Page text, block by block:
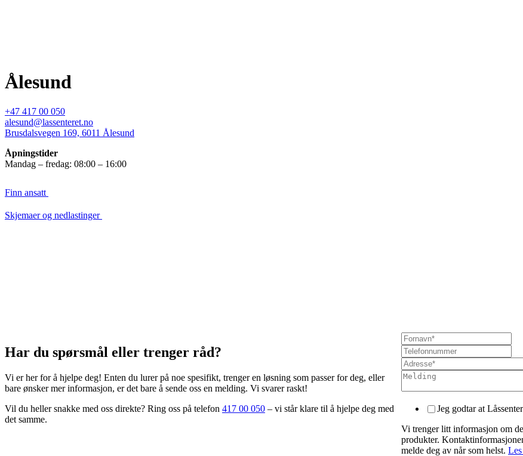
Ålesund
+47 417 00 050
alesund@lassenteret.no
Brusdalsvegen 169, 6011 Ålesund
Åpningstider
Mandag – fredag: 08:00 – 16:00
Finn ansatt
Skjemaer og nedlastinger
Har du spørsmål eller trenger råd?
Vi er her for å hjelpe deg! Enten du lurer på noe spesifikt, trenger en løsning som passer for deg, eller
bare ønsker mer informasjon, er det bare å sende oss en melding. Vi svarer raskt!
Vil du heller snakke med oss direkte? Ring oss på telefon 417 00 050 – vi står klare til å hjelpe deg med
det samme.
Jeg godtar at
Vi trenger litt informasjon om
produkter.
melde deg av når som helst.